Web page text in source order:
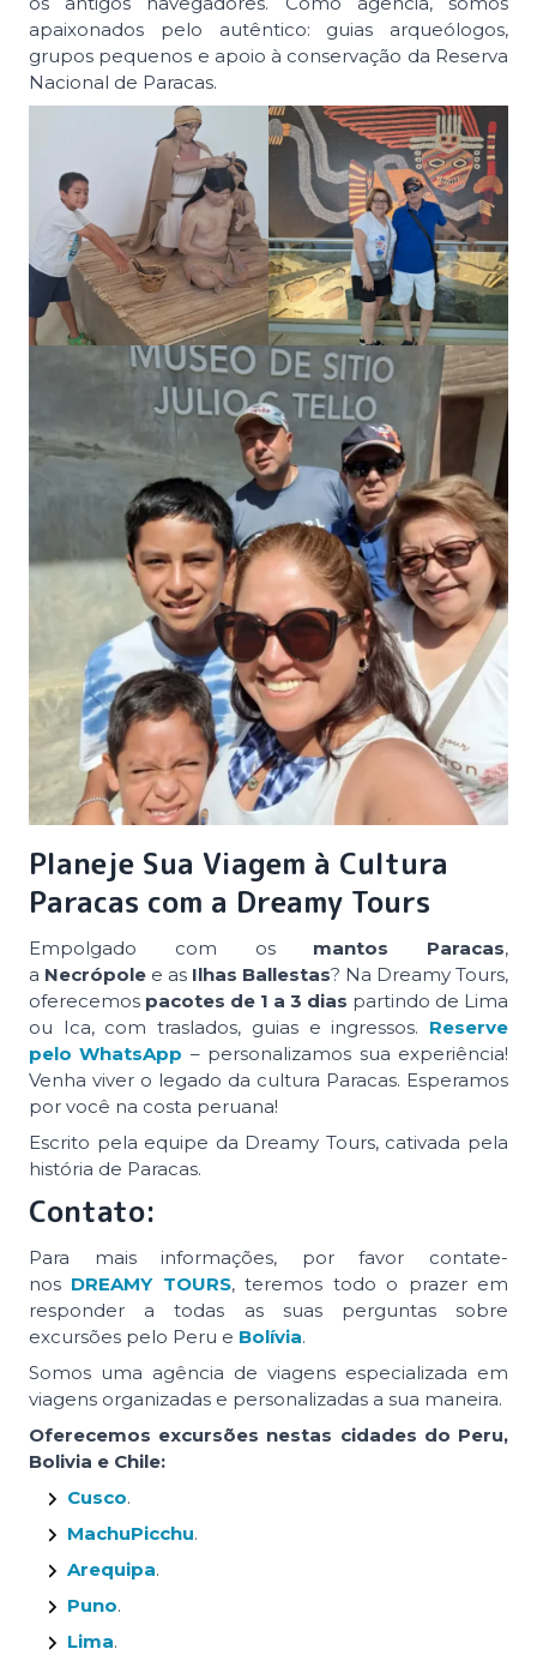
apaixonados pelo autêntico: guias arqueólogos,
grupos pequenos e apoio à conservação da Reserva
Nacional de Paracas.
Planeje Sua Viagem à Cultura
Paracas com a Dreamy Tours
Empolgado com os mantos Paracas,
a Necrópole e as Ilhas Ballestas? Na Dreamy Tours,
oferecemos pacotes de 1 a 3 dias partindo de Lima
ou Ica, com traslados, guias e ingressos. Reserve
pelo WhatsApp – personalizamos sua experiência!
Venha viver o legado da cultura Paracas. Esperamos
por você na costa peruana!
Escrito pela equipe da Dreamy Tours, cativada pela
história de Paracas.
Contato:
Para mais informações, por favor contate-
nos DREAMY TOURS, teremos todo o prazer em
responder a todas as suas perguntas sobre
excursões pelo Peru e Bolívia.
Somos uma agência de viagens especializada em
viagens organizadas e personalizadas a sua maneira.
Oferecemos excursões nestas cidades do Peru,
Bolivia e Chile:
Cusco.
MachuPicchu.
Arequipa.
Puno.
Lima.